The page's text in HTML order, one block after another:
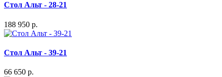
Стол Альт - 28-21
188 950 р.
Стол Альт - 39-21
66 650 р.